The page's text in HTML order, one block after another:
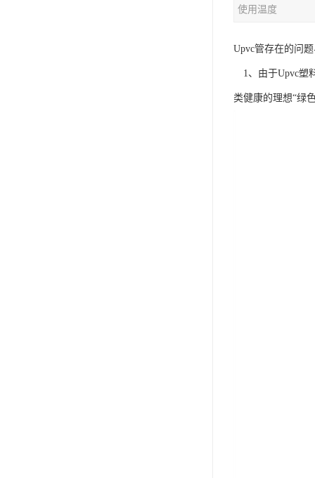
使用温度
Upvc管存在的问
1、由于Upvc塑
类健康的理想“绿